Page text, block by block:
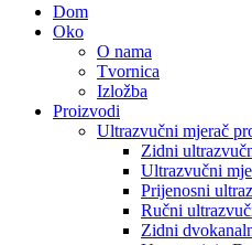
Dom
Oko
O nama
Tvornica
Izložba
Proizvodi
Ultrazvučni mjerač
Zidni
Ultrazvučni
Prijenosni
Ručni
Zidni